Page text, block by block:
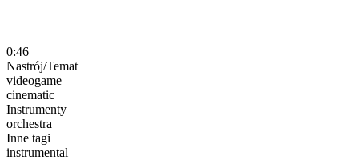
0:46
Nastrój/Temat
videogame
cinematic
Instrumenty
orchestra
Inne tagi
instrumental